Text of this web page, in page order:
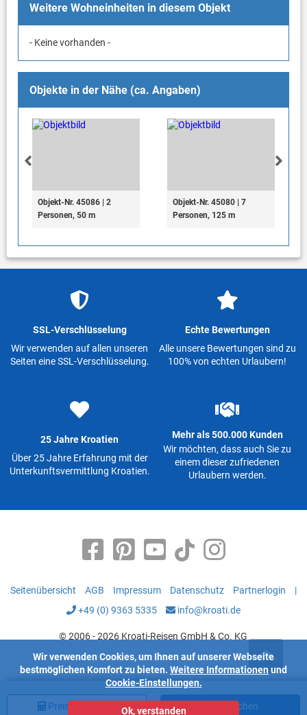
Weitere Wohneinheiten in diesem Objekt
- Keine vorhanden -
Objekte in der Nähe (ca. Angaben)
Objekt-Nr. 45086 | 2
Personen, 50 m
Objekt-Nr. 45080 | 7
Personen, 125 m
Preis Jetzt buchen
SSL-Verschlüsselung
Wir verwenden auf allen unseren
Seiten eine SSL-Verschlüsselung.
Echte Bewertungen
Alle unsere Bewertungen sind zu
100% von echten Urlaubern!
25 Jahre Kroatien
Über 25 Jahre Erfahrung mit der
Unterkunftsvermittlung Kroatien.
Mehr als 500.000 Kunden
Wir möchten, dass auch Sie zu
einem dieser zufriedenen
Urlaubern werden.
Seitenübersicht AGB Impressum Datenschutz Partnerlogin
|
+49 (0) 9363 5335
info@kroati.de
© 2006 - 2026 Kroati-Reisen GmbH & Co. KG
Wir verwenden Cookies, um Ihnen auf unserer Webseite
bestmöglichen Komfort zu bieten. Weitere Informationen und
Cookie-Einstellungen.
Ok, verstanden